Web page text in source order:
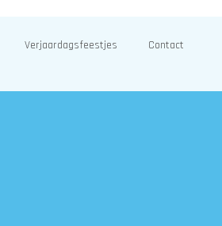
Verjaardagsfeestjes Contact